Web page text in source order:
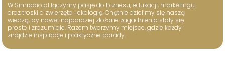
W Simradio.pl łączymy pasję do biznesu, edukacji, marketingu
oraz troski o zwierzęta i ekologię. Chętnie dzielimy się naszą
wiedzą, by nawet najbardziej złożone zagadnienia stały się
proste i zrozumiałe. Razem tworzymy miejsce, gdzie każdy
znajdzie inspiracje i praktyczne porady.